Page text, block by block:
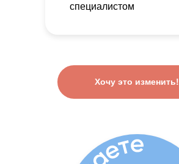
специалистом
Хочу это изменить!